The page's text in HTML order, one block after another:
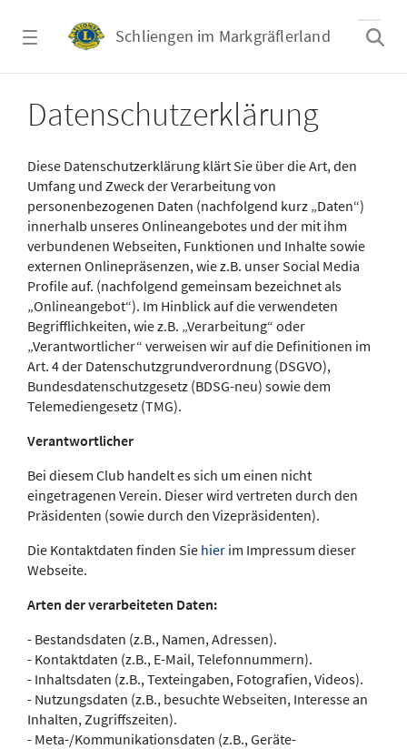
Schliengen im Markgräflerland
Datenschutzerklärung
Diese Datenschutzerklärung klärt Sie über die Art, den
Umfang und Zweck der Verarbeitung von
personenbezogenen Daten (nachfolgend kurz „Daten“)
innerhalb unseres Onlineangebotes und der mit ihm
verbundenen Webseiten, Funktionen und Inhalte sowie
externen Onlinepräsenzen, wie z.B. unser Social Media
Profile auf. (nachfolgend gemeinsam bezeichnet als
„Onlineangebot“). Im Hinblick auf die verwendeten
Begrifflichkeiten, wie z.B. „Verarbeitung“ oder
„Verantwortlicher“ verweisen wir auf die Definitionen im
Art. 4 der Datenschutzgrundverordnung (DSGVO),
Bundesdatenschutzgesetz (BDSG-neu) sowie dem
Telemediengesetz (TMG).
Verantwortlicher
Bei diesem Club handelt es sich um einen nicht
eingetragenen Verein. Dieser wird vertreten durch den
Präsidenten (sowie durch den Vizepräsidenten).
Die Kontaktdaten finden Sie hier im Impressum dieser
Webseite.
Arten der verarbeiteten Daten:
- Bestandsdaten (z.B., Namen, Adressen).
- Kontaktdaten (z.B., E-Mail, Telefonnummern).
- Inhaltsdaten (z.B., Texteingaben, Fotografien, Videos).
- Nutzungsdaten (z.B., besuchte Webseiten, Interesse an
Inhalten, Zugriffszeiten).
- Meta-/Kommunikationsdaten (z.B., Geräte-